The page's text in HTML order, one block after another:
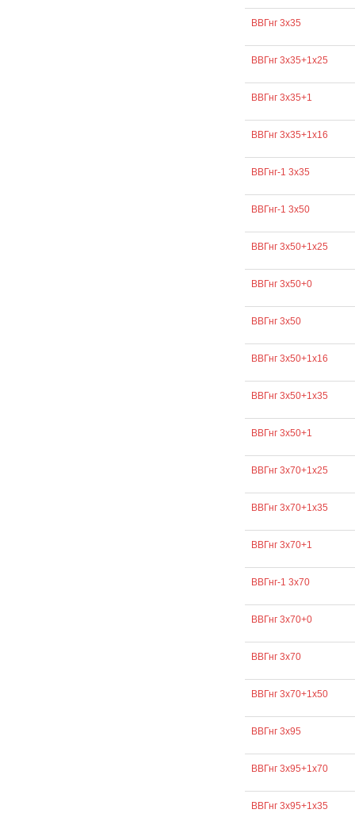
ВВГнг 3х35
ВВГнг 3х35+1х25
ВВГнг 3х35+1
ВВГнг 3х35+1х16
ВВГнг-1 3х35
ВВГнг-1 3х50
ВВГнг 3х50+1х25
ВВГнг 3х50+0
ВВГнг 3х50
ВВГнг 3х50+1х16
ВВГнг 3х50+1х35
ВВГнг 3х50+1
ВВГнг 3х70+1х25
ВВГнг 3х70+1х35
ВВГнг 3х70+1
ВВГнг-1 3х70
ВВГнг 3х70+0
ВВГнг 3х70
ВВГнг 3х70+1х50
ВВГнг 3х95
ВВГнг 3х95+1х70
ВВГнг 3х95+1х35